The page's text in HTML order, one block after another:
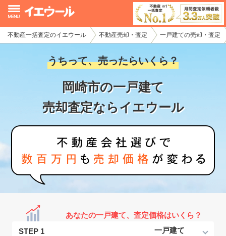
不動産一括査定のイエウール 不動産売却・査定 一戸建ての売却・査定
うちって、売ったらいくら？
岡崎市の一戸建て
売却査定ならイエウール
あなたの一戸建て、査定価格はいくら？
STEP 1
イエウール加盟希望の不動産会社様
初めての方へ
不動産売却の流れ
不動産の売却・一括査定
家査定シミュレーター
お問い合わせ